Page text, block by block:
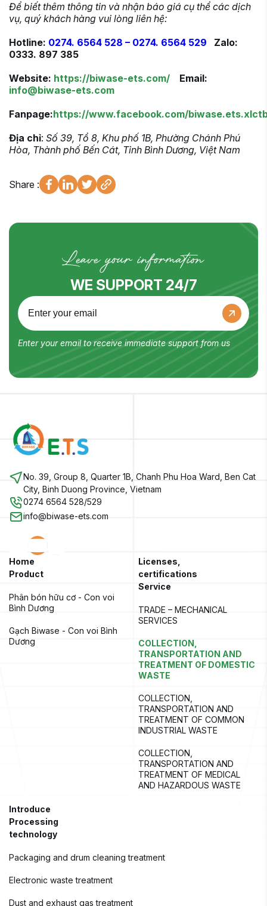
Để biết thêm thông tin và nhận báo giá cụ thể các dịch
vụ, quý khách hàng vui lòng liên hệ:
Hotline: 0274. 6564 528 – 0274. 6564 529
Zalo:
0333. 897 385
Website: https://biwase-ets.com/
Email:
info@biwase-ets.com
Fanpage:https://www.facebook.com/
Địa chỉ: Số 39, Tổ 8, Khu phố 1B, Phường Chánh Phú
Hòa, Thành phố Bến Cát, Tỉnh Bình Dương, Việt Nam
Share :
Leave your information
WE SUPPORT 24/7
Enter your email to receive immediate support from us
No. 39, Group 8, Quarter 1B, Chanh Phu Hoa Ward, Ben Cat
City, Binh Duong Province, Vietnam
0274 6564 528/529
info@biwase-ets.com
Home
Product
Phân bón hữu cơ - Con voi
Bình Dương
Gạch Biwase - Con voi Bình
Dương
Introduce
Processing
technology
Packaging and drum cleaning treatment
Electronic waste treatment
Dust and exhaust gas treatment
Licenses,
certifications
Service
TRADE – MECHANICAL
SERVICES
COLLECTION,
TRANSPORTATION AND
TREATMENT OF DOMESTIC
WASTE
COLLECTION,
TRANSPORTATION AND
TREATMENT OF COMMON
INDUSTRIAL WASTE
COLLECTION,
TRANSPORTATION AND
TREATMENT OF MEDICAL
AND HAZARDOUS WASTE